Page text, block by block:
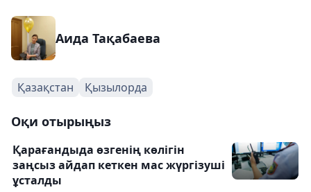
Аида Тақабаева
Қазақстан Қызылорда
Оқи отырыңыз
Қарағандыда өзгенің көлігін
заңсыз айдап кеткен мас жүргізуші
ұсталды